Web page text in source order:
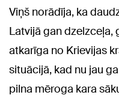
Viņš norādīja, ka
Latvijā gan dzelzceļa,
atkarīga no Krievijas
situācijā, kad nu jau
pilna mēroga kara